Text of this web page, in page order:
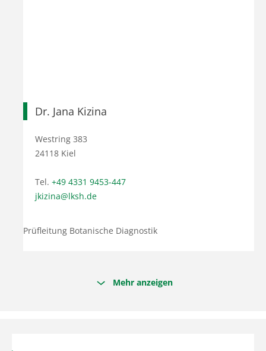
Dr. Jana Kizina
Westring 383
24118 Kiel
Tel. +49 4331 9453-447
jkizina@lksh.de
Prüfleitung Botanische Diagnostik
Mehr anzeigen